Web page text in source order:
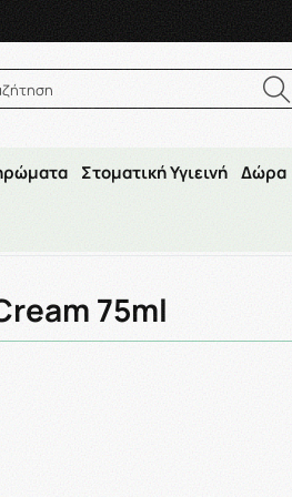
Σαβ. 8:00π.μ.–14:30μ.μ
Στοματική Υγιεινή Δώρα
75ml